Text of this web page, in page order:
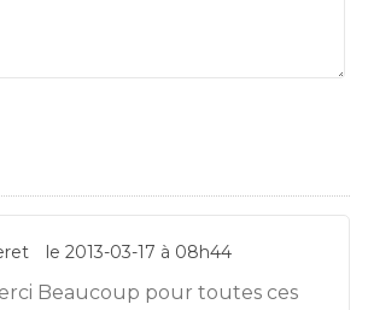
le 2013-03-17 à 08h44
Beaucoup pour toutes ces